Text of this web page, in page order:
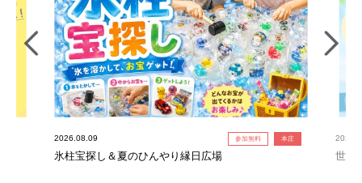
2026.08.09 参加無料 本庄
氷柱宝探し＆夏のひんやり縁日広場
世界